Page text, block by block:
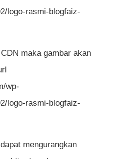
logo-rasmi-blogfaiz-
maka gambar akan
wp-
logo-rasmi-blogfaiz-
mengurangkan